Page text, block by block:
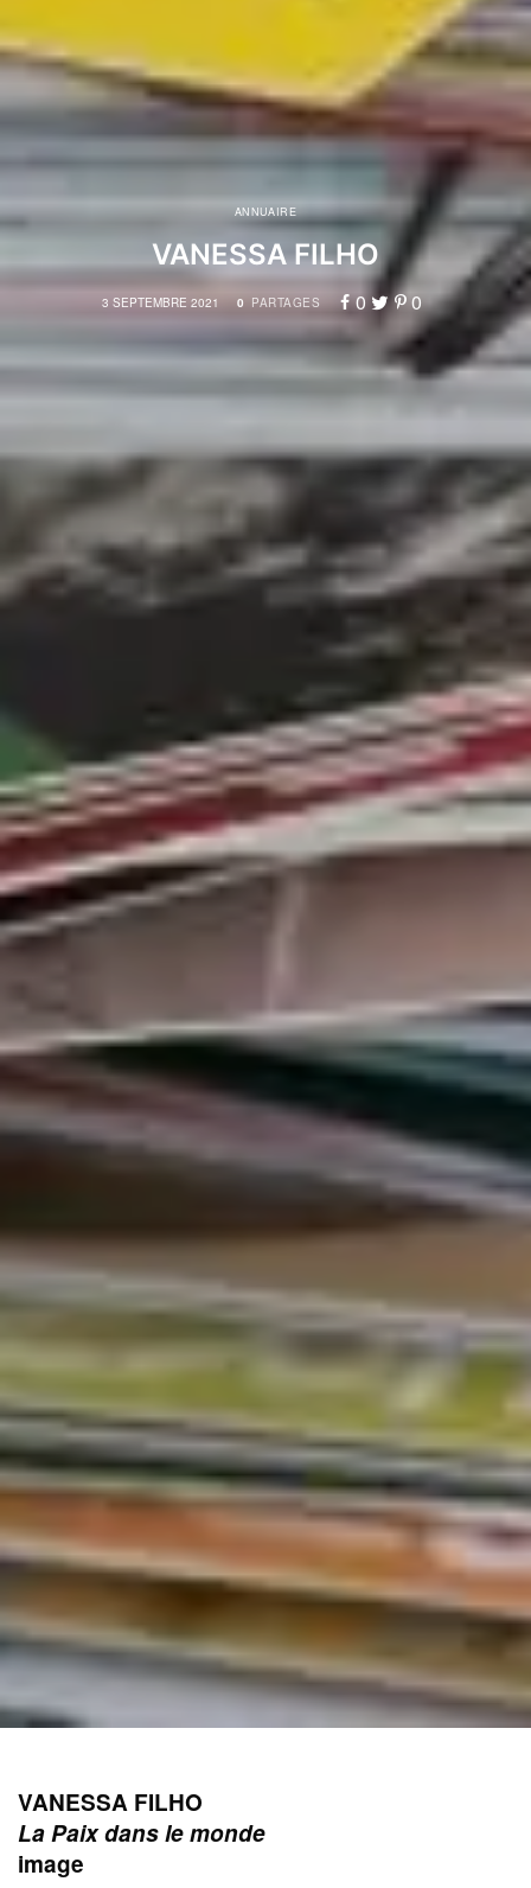
ANNUAIRE
VANESSA FILHO
3 SEPTEMBRE 2021 0 PARTAGES 0 0
VANESSA FILHO
La Paix dans le monde
image